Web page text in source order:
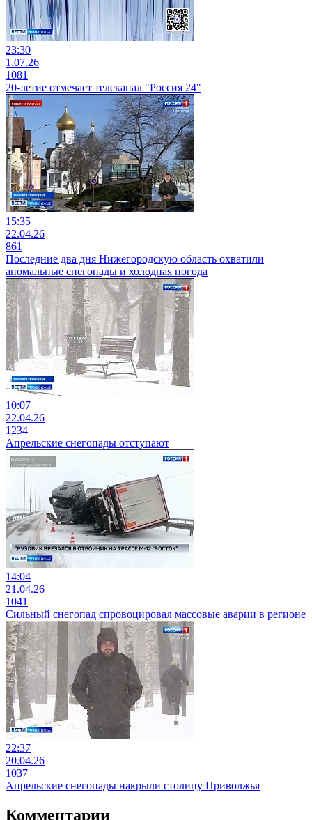
23:30
1.07.26
1081
20-летие отмечает телеканал "Россия 24"
15:35
22.04.26
861
Последние два дня Нижегородскую область охватили
аномальные снегопады и холодная погода
10:07
22.04.26
1234
Апрельские снегопады отступают
14:04
21.04.26
1041
Сильный снегопад спровоцировал массовые аварии в регионе
22:37
20.04.26
1037
Апрельские снегопады накрыли столицу Приволжья
Комментарии